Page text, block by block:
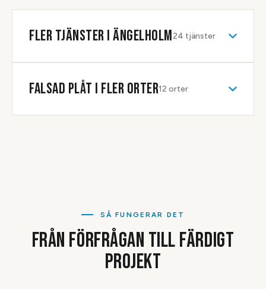
FLER TJÄNSTER IÄNGELHOLM24 tjänster
FALSAD PLÅT I FLER ORTER12 orter
SÅ FUNGERAR DET
FRÅN FÖRFRÅGAN TILL FÄRDIGT
PROJEKT